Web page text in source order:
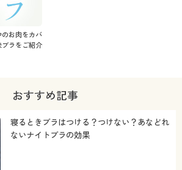
お肉をカバ
ラをご紹介
おすすめ記事
寝るときブラはつける？つけない？あなどれ
ないナイトブラの効果